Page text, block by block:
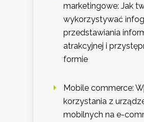
marketingowe: Jak
wykorzystywać
przedstawiania
atrakcyjnej i
formie
Mobile commerce:
korzystania z
mobilnych na e-